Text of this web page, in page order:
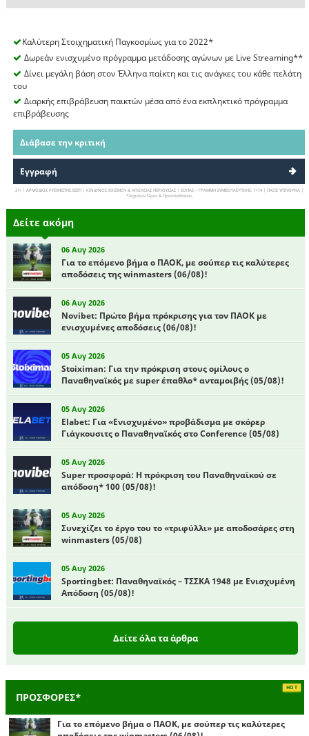
Καλύτερη Στοιχηματική Παγκοσμίως για το 2022*
Δωρεάν ενισχυμένο πρόγραμμα μετάδοσης αγώνων με Live Streaming**
Δίνει μεγάλη βάση στον Έλληνα παίκτη και τις ανάγκες του κάθε πελάτη
του
Διαρκής επιβράβευση παικτών μέσα από ένα εκπληκτικό πρόγραμμα
επιβράβευσης
Διάβασε την κριτική
Εγγραφή
21+ | ΑΡΜΟΔΙΟΣ ΡΥΘΜΙΣΤΗΣ ΕΕΕΠ | ΚΙΝΔΥΝΟΣ ΕΘΙΣΜΟΥ & ΑΠΩΛΕΙΑΣ ΠΕΡΙΟΥΣΙΑΣ | ΕΟΠΑΕ – ΓΡΑΜΜΗ ΣΥΜΒΟΥΛΕΥΤΙΚΗΣ: 1114 | ΠΑΙΞΕ ΥΠΕΥΘΥΝΑ |
*Ισχύουν Όροι & Προϋποθέσεις
Δείτε ακόμη
06 Αυγ 2026
Για το επόμενο βήμα ο ΠΑΟΚ, με σούπερ τις καλύτερες
αποδόσεις της winmasters (06/08)!
06 Αυγ 2026
Novibet: Πρώτο βήμα πρόκρισης για τον ΠΑΟΚ με
ενισχυμένες αποδόσεις (06/08)!
05 Αυγ 2026
Stoiximan: Για την πρόκριση στους ομίλους ο
Παναθηναϊκός με super έπαθλο* ανταμοιβής (05/08)!
05 Αυγ 2026
Elabet: Για «Ενισχυμένο» προβάδισμα με σκόρερ
Γιάγκουσιτς ο Παναθηναϊκός στο Conference (05/08)
05 Αυγ 2026
Super προσφορά: Η πρόκριση του Παναθηναϊκού σε
απόδοση* 100 (05/08)!
05 Αυγ 2026
Συνεχίζει το έργο του το «τριφύλλι» με αποδοσάρες στη
winmasters (05/08)
05 Αυγ 2026
Sportingbet: Παναθηναϊκός – ΤΣΣΚΑ 1948 με Ενισχυμένη
Απόδοση (05/08)!
Δείτε όλα τα άρθρα
ΠΡΟΣΦΟΡΕΣ*
Για το επόμενο βήμα ο ΠΑΟΚ, με σούπερ τις καλύτερες